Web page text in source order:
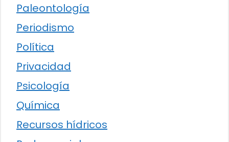
Paleontología
Periodismo
Política
Privacidad
Psicología
Química
Recursos hídricos